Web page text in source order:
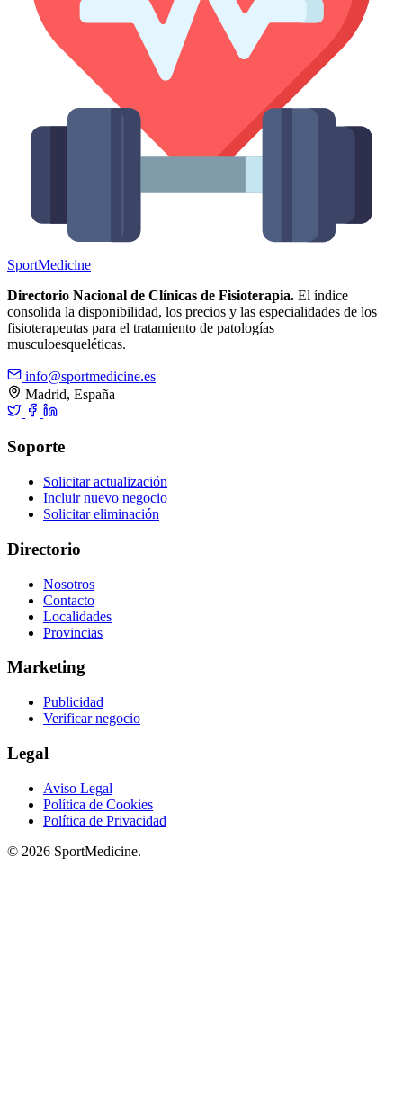
SportMedicine
Directorio Nacional de Clínicas de Fisioterapia. El índice
consolida la disponibilidad, los precios y las especialidades de los
fisioterapeutas para el tratamiento de patologías
musculoesqueléticas.
info@sportmedicine.es
Madrid, España
Soporte
Solicitar actualización
Incluir nuevo negocio
Solicitar eliminación
Directorio
Nosotros
Contacto
Localidades
Provincias
Marketing
Publicidad
Verificar negocio
Legal
Aviso Legal
Política de Cookies
Política de Privacidad
© 2026 SportMedicine.